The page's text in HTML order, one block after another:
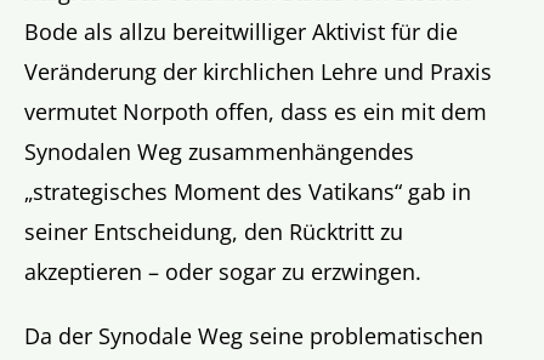
Bode als allzu bereitwilliger Aktivist für die
Veränderung der kirchlichen Lehre und Praxis
vermutet Norpoth offen, dass es ein mit dem
Synodalen Weg zusammenhängendes
„strategisches Moment des Vatikans“ gab in
seiner Entscheidung, den Rücktritt zu
akzeptieren – oder sogar zu erzwingen.
Da der Synodale Weg seine problematischen